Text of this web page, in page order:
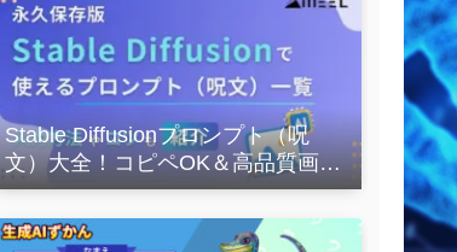
Stable Diffusionプロンプト（呪
文）大全！コピペOK＆高品質画像
を作るコツの完全保存版